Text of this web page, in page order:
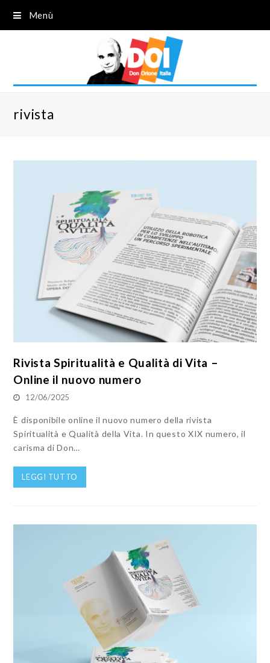
Menù
rivista
Rivista Spiritualità e Qualità di Vita –
Online il nuovo numero
12/06/2025
È disponibile online il nuovo numero della rivista
Spiritualità e Qualità della Vita. In questo XIX numero, il
carisma di Don…
LEGGI TUTTO